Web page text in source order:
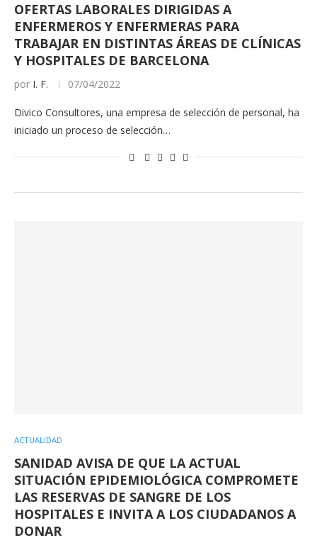
OFERTAS LABORALES DIRIGIDAS A
ENFERMEROS Y ENFERMERAS PARA
TRABAJAR EN DISTINTAS ÁREAS DE CLÍNICAS
Y HOSPITALES DE BARCELONA
por I. F. 07/04/2022
Divico Consultores, una empresa de selección de personal, ha
iniciado un proceso de selección…
ACTUALIDAD
SANIDAD AVISA DE QUE LA ACTUAL
SITUACIÓN EPIDEMIOLÓGICA COMPROMETE
LAS RESERVAS DE SANGRE DE LOS
HOSPITALES E INVITA A LOS CIUDADANOS A
DONAR